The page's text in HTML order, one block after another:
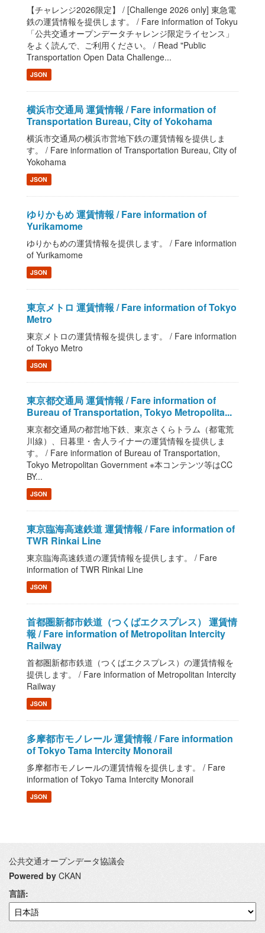
【チャレンジ2026限定】 / [Challenge 2026 only] 東急電
鉄の運賃情報を提供します。 / Fare information of Tokyu
「公共交通オープンデータチャレンジ限定ライセンス」
をよく読んで、ご利用ください。 / Read "Public
Transportation Open Data Challenge...
JSON
横浜市交通局 運賃情報 / Fare information of
Transportation Bureau, City of Yokohama
横浜市交通局の横浜市営地下鉄の運賃情報を提供しま
す。 / Fare information of Transportation Bureau, City of
Yokohama
JSON
ゆりかもめ 運賃情報 / Fare information of
Yurikamome
ゆりかもめの運賃情報を提供します。 / Fare information
of Yurikamome
JSON
東京メトロ 運賃情報 / Fare information of Tokyo
Metro
東京メトロの運賃情報を提供します。 / Fare information
of Tokyo Metro
JSON
東京都交通局 運賃情報 / Fare information of
Bureau of Transportation, Tokyo Metropolita...
東京都交通局の都営地下鉄、東京さくらトラム（都電荒
川線）、日暮里・舎人ライナーの運賃情報を提供しま
す。 / Fare information of Bureau of Transportation,
Tokyo Metropolitan Government ※本コンテンツ等はCC
BY...
JSON
東京臨海高速鉄道 運賃情報 / Fare information of
TWR Rinkai Line
東京臨海高速鉄道の運賃情報を提供します。 / Fare
information of TWR Rinkai Line
JSON
首都圏新都市鉄道（つくばエクスプレス） 運賃情
報 / Fare information of Metropolitan Intercity
Railway
首都圏新都市鉄道（つくばエクスプレス）の運賃情報を
提供します。 / Fare information of Metropolitan Intercity
Railway
JSON
多摩都市モノレール 運賃情報 / Fare information
of Tokyo Tama Intercity Monorail
多摩都市モノレールの運賃情報を提供します。 / Fare
information of Tokyo Tama Intercity Monorail
JSON
公共交通オープンデータ協議会
Powered by CKAN
言語